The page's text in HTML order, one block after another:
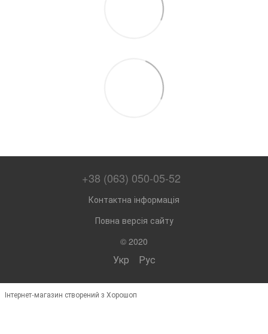
+38 (063) 050-05-52
Контактна інформація
Повна версія сайту
© 2020
Укр Рус
Інтернет-магазин створений з Хорошоп